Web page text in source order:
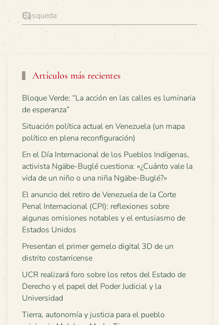
Artículos más recientes
Bloque Verde: “La acción en las calles es luminaria
de esperanza”
Situación política actual en Venezuela (un mapa
político en plena reconfiguración)
En el Día Internacional de los Pueblos Indígenas,
activista Ngäbe-Buglé cuestiona: «¿Cuánto vale la
vida de un niño o una niña Ngäbe-Buglé?»
El anuncio del retiro de Venezuela de la Corte
Penal Internacional (CPI): reflexiones sobre
algunas omisiones notables y el entusiasmo de
Estados Unidos
Presentan el primer gemelo digital 3D de un
distrito costarricense
UCR realizará foro sobre los retos del Estado de
Derecho y el papel del Poder Judicial y la
Universidad
Tierra, autonomía y justicia para el pueblo